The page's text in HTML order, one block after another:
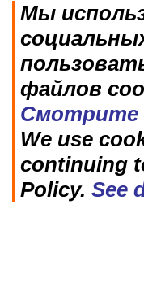
Мы
файлов
Смотрите
We use
continuing
Policy. See